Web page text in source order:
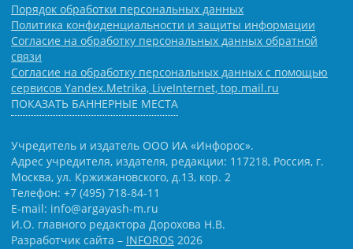
Порядок обработки персональных данных
Политика конфиденциальности и защиты информации
Согласие на обработку персональных данных обратной
связи
Согласие на обработку персональных данных с помощью
сервисов Yandex.Metrika, LiveInternet, top.mail.ru
ПОКАЗАТЬ БАННЕРНЫЕ МЕСТА
Учредитель и издатель ООО ИА «Инфорос».
Адрес учредителя, издателя, редакции: 117218, Россия, г.
Москва, ул. Кржижановского, д.13, кор. 2
Телефон: +7 (495) 718-84-11
E-mail: info@argayash-m.ru
И.О. главного редактора Дорохова Н.В.
Разработчик сайта – INFOROS 2026